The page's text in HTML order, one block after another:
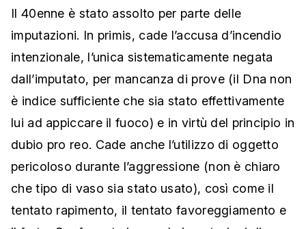
Il 40enne è stato assolto per parte delle
imputazioni. In primis, cade l’accusa d’incendio
intenzionale, l’unica sistematicamente negata
dall’imputato, per mancanza di prove (il Dna non
è indice sufficiente che sia stato effettivamente
lui ad appiccare il fuoco) e in virtù del principio in
dubio pro reo. Cade anche l’utilizzo di oggetto
pericoloso durante l’aggressione (non è chiaro
che tipo di vaso sia stato usato), così come il
tentato rapimento, il tentato favoreggiamento e